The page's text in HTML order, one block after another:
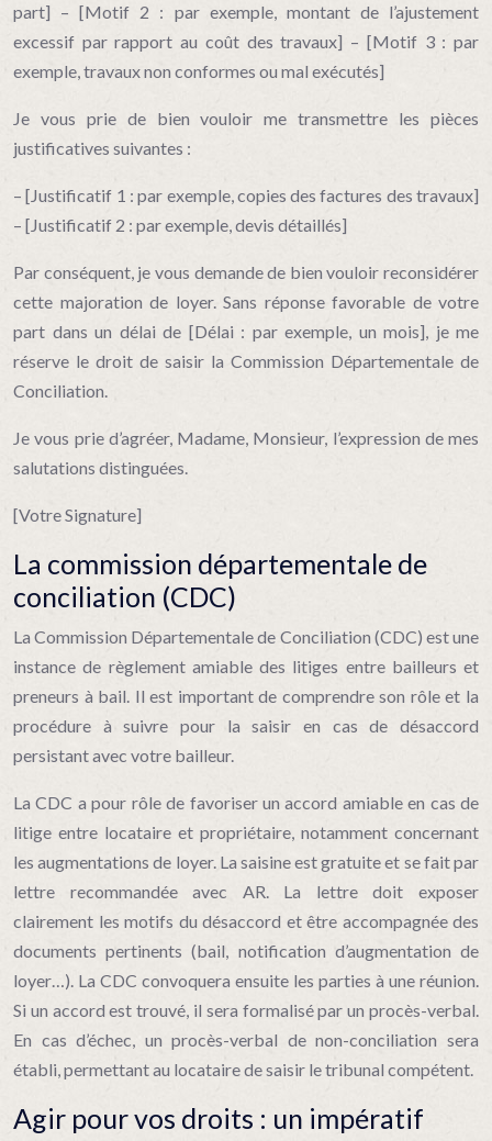
part] – [Motif 2 : par exemple, montant de l’ajustement
excessif par rapport au coût des travaux] – [Motif 3 : par
exemple, travaux non conformes ou mal exécutés]
Je vous prie de bien vouloir me transmettre les pièces
justificatives suivantes :
– [Justificatif 1 : par exemple, copies des factures des travaux]
– [Justificatif 2 : par exemple, devis détaillés]
Par conséquent, je vous demande de bien vouloir reconsidérer
cette majoration de loyer. Sans réponse favorable de votre
part dans un délai de [Délai : par exemple, un mois], je me
réserve le droit de saisir la Commission Départementale de
Conciliation.
Je vous prie d’agréer, Madame, Monsieur, l’expression de mes
salutations distinguées.
[Votre Signature]
La commission départementale de
conciliation (CDC)
La Commission Départementale de Conciliation (CDC) est une
instance de règlement amiable des litiges entre bailleurs et
preneurs à bail. Il est important de comprendre son rôle et la
procédure à suivre pour la saisir en cas de désaccord
persistant avec votre bailleur.
La CDC a pour rôle de favoriser un accord amiable en cas de
litige entre locataire et propriétaire, notamment concernant
les augmentations de loyer. La saisine est gratuite et se fait par
lettre recommandée avec AR. La lettre doit exposer
clairement les motifs du désaccord et être accompagnée des
documents pertinents (bail, notification d’augmentation de
loyer…). La CDC convoquera ensuite les parties à une réunion.
Si un accord est trouvé, il sera formalisé par un procès-verbal.
En cas d’échec, un procès-verbal de non-conciliation sera
établi, permettant au locataire de saisir le tribunal compétent.
Agir pour vos droits : un impératif